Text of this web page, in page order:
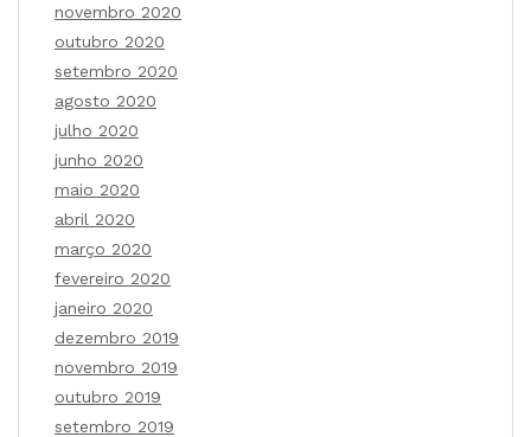
novembro 2020
outubro 2020
setembro 2020
agosto 2020
julho 2020
junho 2020
maio 2020
abril 2020
março 2020
fevereiro 2020
janeiro 2020
dezembro 2019
novembro 2019
outubro 2019
setembro 2019